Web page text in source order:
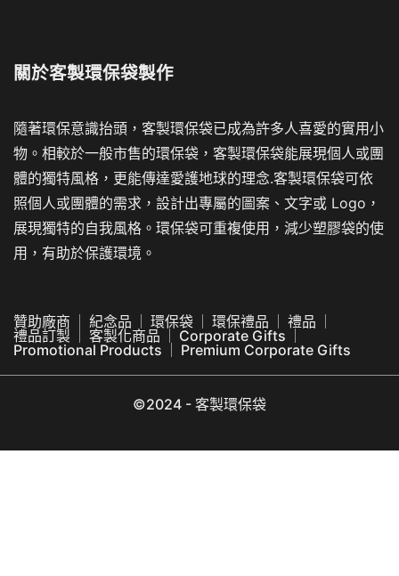
關於客製環保袋製作
隨著環保意識抬頭，客製環保袋已成為許多人喜愛的實用小
物。相較於一般市售的環保袋，客製環保袋能展現個人或團
體的獨特風格，更能傳達愛護地球的理念.客製環保袋可依
照個人或團體的需求，設計出專屬的圖案、文字或 Logo，
展現獨特的自我風格。環保袋可重複使用，減少塑膠袋的使
用，有助於保護環境。
贊助廠商 紀念品 環保袋 環保禮品
禮品
禮品訂製
客製化商品
Corporate Gifts
Promotional Products
Premium Corporate Gifts
©2024 - 客製環保袋